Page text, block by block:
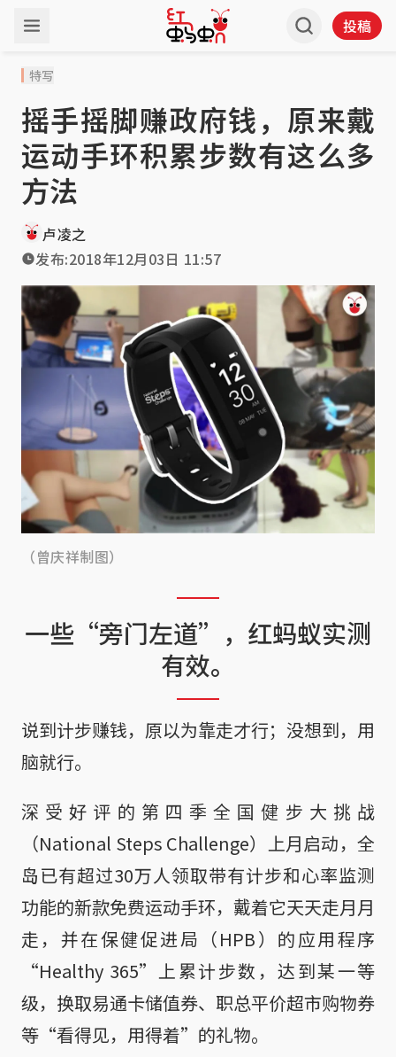
投稿
特写
摇手摇脚赚政府钱，原来戴
运动手环积累步数有这么多
方法
卢凌之
发布:2018年12月03日 11:57
（曾庆祥制图）
一些“旁门左道”，红蚂蚁实测
有效。
说到计步赚钱，原以为靠走才行；没想到，用
脑就行。
深受好评的第四季全国健步大挑战
（National Steps Challenge）上月启动，全
岛已有超过30万人领取带有计步和心率监测
功能的新款免费运动手环，戴着它天天走月月
走，并在保健促进局（HPB）的应用程序
“Healthy 365”上累计步数，达到某一等
级，换取易通卡储值券、职总平价超市购物券
等“看得见，用得着”的礼物。